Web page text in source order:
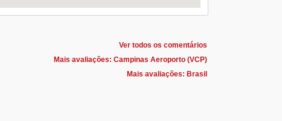
Ver todos os comentários
Mais avaliações: Campinas Aeroporto (VCP)
Mais avaliações: Brasil